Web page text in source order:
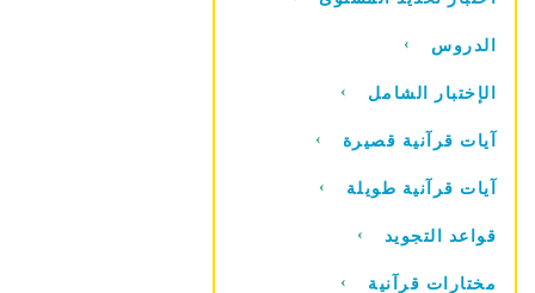
الدروس
الإختبار الشامل
آيات قرآنية قصيرة
آيات قرآنية طويلة
قواعد التجويد
مختارات قرآنية